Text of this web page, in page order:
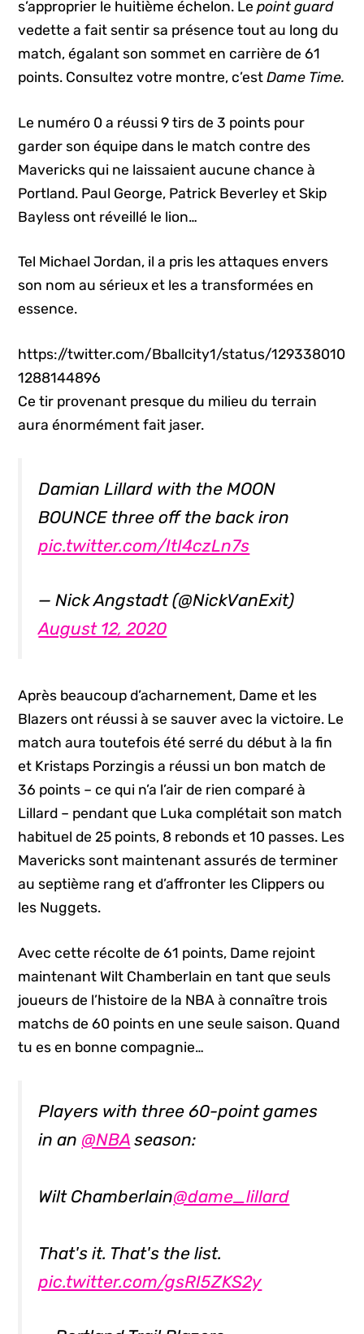
s’approprier le huitième échelon. Lepoint guard
vedette a fait sentir sa présence tout au long du
match, égalant son sommet en carrière de 61
points. Consultez votre montre, c’estDame Time.
Le numéro 0 a réussi 9 tirs de 3 points pour
garder son équipe dans le match contre des
Mavericks qui ne laissaient aucune chance à
Portland. Paul George, Patrick Beverley et Skip
Bayless ont réveillé le lion…
Tel Michael Jordan, il a pris les attaques envers
son nom au sérieux et les a transformées en
essence.
https://twitter.com/Bballcity1/status/129338010
1288144896
Ce tir provenant presque du milieu du terrain
aura énormément fait jaser.
Damian Lillard with the MOON
BOUNCE three off the back iron
pic.twitter.com/ItI4czLn7s
— Nick Angstadt (@NickVanExit)
August 12, 2020
Après beaucoup d’acharnement, Dame et les
Blazers ont réussi à se sauver avec la victoire. Le
match aura toutefois été serré du début à la fin
et Kristaps Porzingis a réussi un bon match de
36 points – ce qui n’a l’air de rien comparé à
Lillard – pendant que Luka complétait son match
habituel de 25 points, 8 rebonds et 10 passes. Les
Mavericks sont maintenant assurés de terminer
au septième rang et d’affronter les Clippers ou
les Nuggets.
Avec cette récolte de 61 points, Dame rejoint
maintenant Wilt Chamberlain en tant que seuls
joueurs de l’histoire de la NBA à connaître trois
matchs de 60 points en une seule saison. Quand
tu es en bonne compagnie…
Players with three 60-point games
in an @NBA season:
Wilt Chamberlain@dame_lillard
That's it. That's the list.
pic.twitter.com/gsRI5ZKS2y